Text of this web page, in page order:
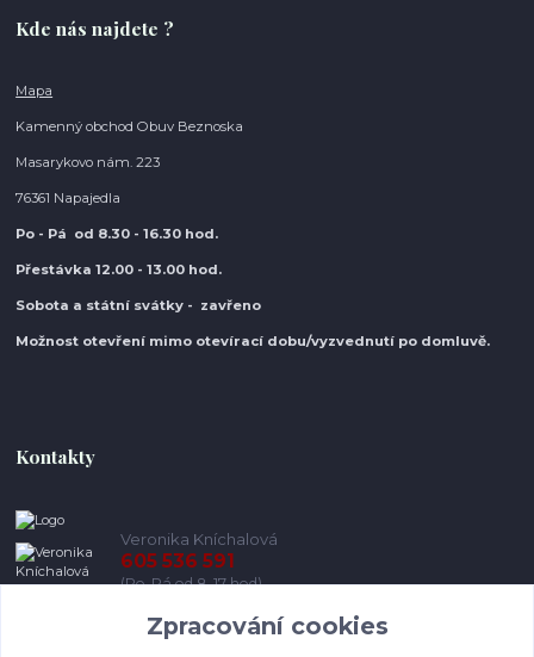
Kde nás najdete ?
Mapa
Kamenný obchod Obuv Beznoska
Masarykovo nám. 223
76361 Napajedla
Po - Pá od 8.30 - 16.30 hod.
Přestávka 12.00 - 13.00 hod.
Sobota a státní svátky - zavřeno
Možnost otevření mimo otevírací dobu/vyzvednutí po domluvě.
Kontakty
Veronika Kníchalová
605 536 591
(Po-Pá od 8-17 hod)
info@pohodlneboty.cz
Zpracování cookies